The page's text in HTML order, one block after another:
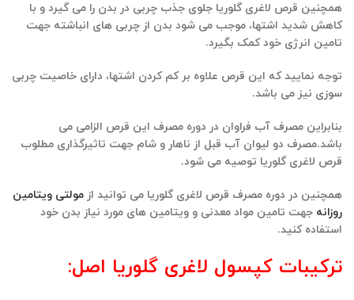
همچنین قرص لاغری گلوریا جلوی جذب چربی در بدن را می گیرد و با
کاهش شدید اشتها، موجب می شود بدن از چربی های انباشته جهت
تامین انرژی خود کمک بگیرد.
توجه نمایید که این قرص علاوه بر کم کردن اشتها، دارای خاصیت چربی
سوزی نیز می باشد.
بنابراین مصرف آب فراوان در دوره مصرف این قرص الزامی می
باشد.مصرف دو لیوان آب قبل از ناهار و شام جهت تاثیرگذاری مطلوب
قرص لاغری گلوریا توصیه می شود.
همچنین در دوره مصرف قرص لاغری گلوریا می توانید از مولتی ویتامین
روزانه جهت تامین مواد معدنی و ویتامین های مورد نیاز بدن خود
استفاده کنید.
ترکیبات کپسول لاغری گلوریا اصل: